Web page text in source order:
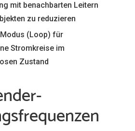
mit benachbarten Leitern
zu reduzieren
Modus (Loop) für
Stromkreise im
Zustand